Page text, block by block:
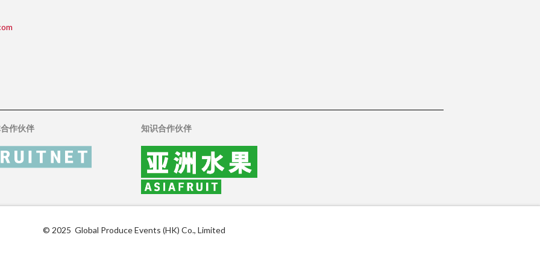
作伙伴 知识合作伙伴
© 2025 Global Produce Events (HK) Co., Limited